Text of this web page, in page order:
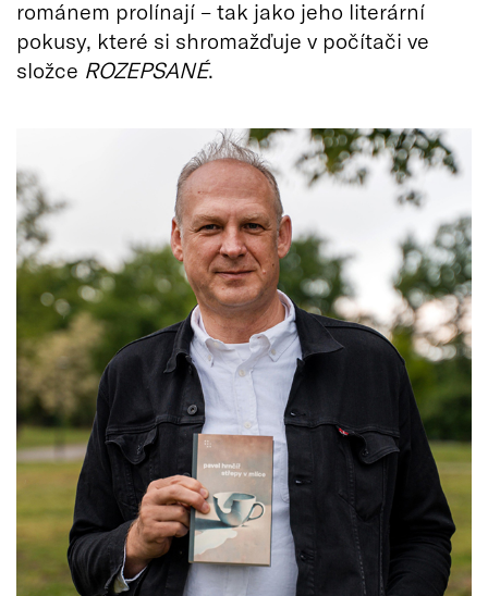
románem prolínají – tak jako jeho literární
pokusy, které si shromažďuje v počítači ve
složce ROZEPSANÉ.